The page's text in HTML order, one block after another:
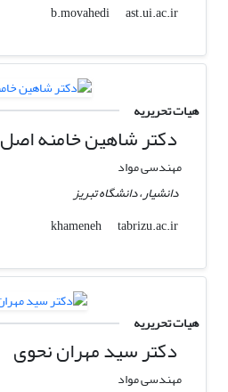
b.movahedi
ast.ui.ac.ir
هیات تحریریه
دکتر شاهین خامنه اصل
مهندسی مواد
دانشیار، دانشگاه تبریز
khameneh
tabrizu.ac.ir
هیات تحریریه
دکتر سید مهران نحوی
مهندسی مواد